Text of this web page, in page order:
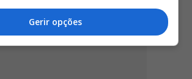
Gerir opções